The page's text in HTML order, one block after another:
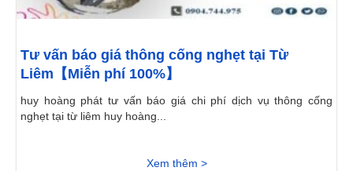
Tư vấn báo giá thông cống nghẹt tại Từ
Liêm【Miễn phí 100%】
huy hoàng phát tư vấn báo giá chi phí dịch vụ thông cống
nghẹt tại từ liêm huy hoàng...
Xem thêm >